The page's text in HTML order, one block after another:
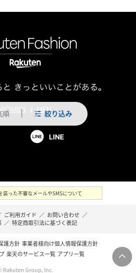
順 絞り込み
WOMEN / MEN
LINE
装った不審なメールやSMSについて
ご利用ガイド ／ お問い合わせ ／
／ 特定商取引法に基づく表記
護方針 事業者様向け個人情報保護方針
楽天のサービス一覧 アプリ一覧
Rakuten Group, Inc.